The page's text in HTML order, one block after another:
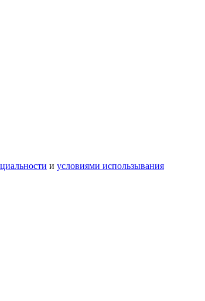
и условиями использывания